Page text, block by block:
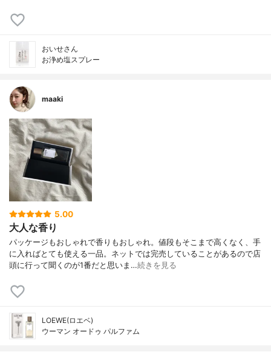
おいせさん
お浄め塩スプレー
maaki
5.00
大人な香り
パッケージもおしゃれで香りもおしゃれ。値段もそこまで高くなく、手
に入ればとても使える一品。ネットでは完売していることがあるので店
頭に行って聞くのが1番だと思いま…続きを見る
LOEWE(ロエベ)
ウーマン オードゥ パルファム